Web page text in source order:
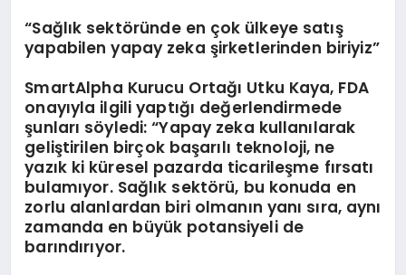
“Sağlık sektöründe en çok ülkeye satış
yapabilen yapay zeka şirketlerinden biriyiz”
SmartAlpha Kurucu Ortağı Utku Kaya, FDA
onayıyla ilgili yaptığı değerlendirmede
şunları söyledi: “Yapay zeka kullanılarak
geliştirilen birçok başarılı teknoloji, ne
yazık ki küresel pazarda ticarileşme fırsatı
bulamıyor. Sağlık sektörü, bu konuda en
zorlu alanlardan biri olmanın yanı sıra, aynı
zamanda en büyük potansiyeli de
barındırıyor.